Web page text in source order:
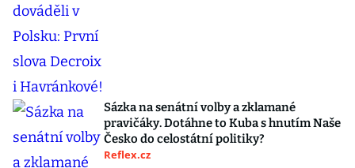
Sázka na senátní volby a zklamané
pravičáky. Dotáhne to Kuba s hnutím Naše
Česko do celostátní politiky?
Reflex.cz